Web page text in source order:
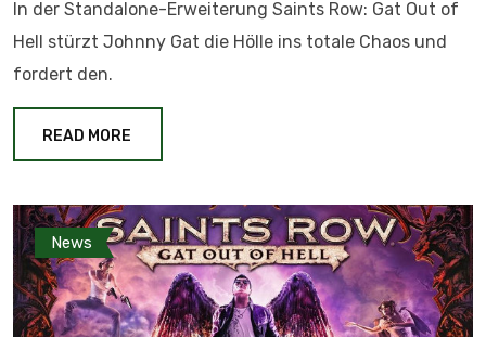
In der Standalone-Erweiterung Saints Row: Gat Out of
Hell stürzt Johnny Gat die Hölle ins totale Chaos und
fordert den.
READ MORE
News